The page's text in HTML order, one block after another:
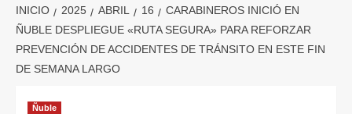
INICIO 2025 ABRIL 16
CARABINEROS INICIÓ EN
ÑUBLE DESPLIEGUE «RUTA SEGURA» PARA REFORZAR
PREVENCIÓN DE ACCIDENTES DE TRÁNSITO EN ESTE FIN
DE SEMANA LARGO
Ñuble